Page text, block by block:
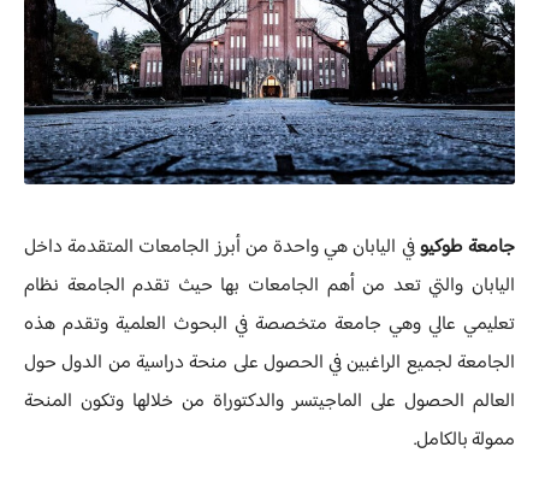
جامعة طوكيوفي اليابان هي واحدة من أبرز الجامعات المتقدمة داخل
اليابان والتي تعد من أهم الجامعات بها حيث تقدم الجامعة نظام
تعليمي عالي وهي جامعة متخصصة في البحوث العلمية وتقدم هذه
الجامعة لجميع الراغبين في الحصول على منحة دراسية من الدول حول
العالم الحصول على الماجيتسر والدكتوراة من خلالها وتكون المنحة
ممولة بالكامل.